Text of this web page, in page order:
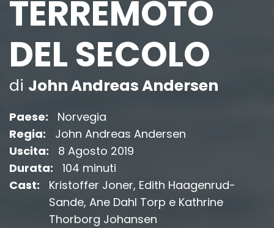
TERREMOTO
DEL SECOLO
di John Andreas Andersen
Paese:
Norvegia
Regia:
John Andreas Andersen
Uscita:
8 Agosto 2019
Durata:
104 minuti
Cast:
Kristoffer Joner, Edith Haagenrud-
Sande, Ane Dahl Torp e Kathrine
Thorborg Johansen